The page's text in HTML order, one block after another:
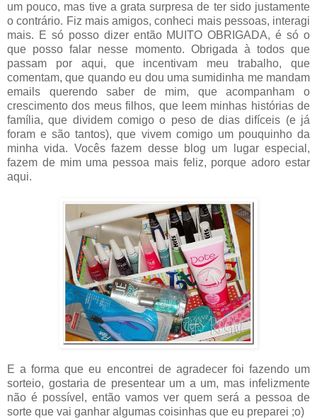
um pouco, mas tive a grata surpresa de ter sido justamente
o contrário. Fiz mais amigos, conheci mais pessoas, interagi
mais. E só posso dizer então MUITO OBRIGADA, é só o
que posso falar nesse momento. Obrigada à todos que
passam por aqui, que incentivam meu trabalho, que
comentam, que quando eu dou uma sumidinha me mandam
emails querendo saber de mim, que acompanham o
crescimento dos meus filhos, que leem minhas histórias de
família, que dividem comigo o peso de dias difíceis (e já
foram e são tantos), que vivem comigo um pouquinho da
minha vida. Vocês fazem desse blog um lugar especial,
fazem de mim uma pessoa mais feliz, porque adoro estar
aqui.
E a forma que eu encontrei de agradecer foi fazendo um
sorteio, gostaria de presentear um a um, mas infelizmente
não é possível, então vamos ver quem será a pessoa de
sorte que vai ganhar algumas coisinhas que eu preparei ;o)